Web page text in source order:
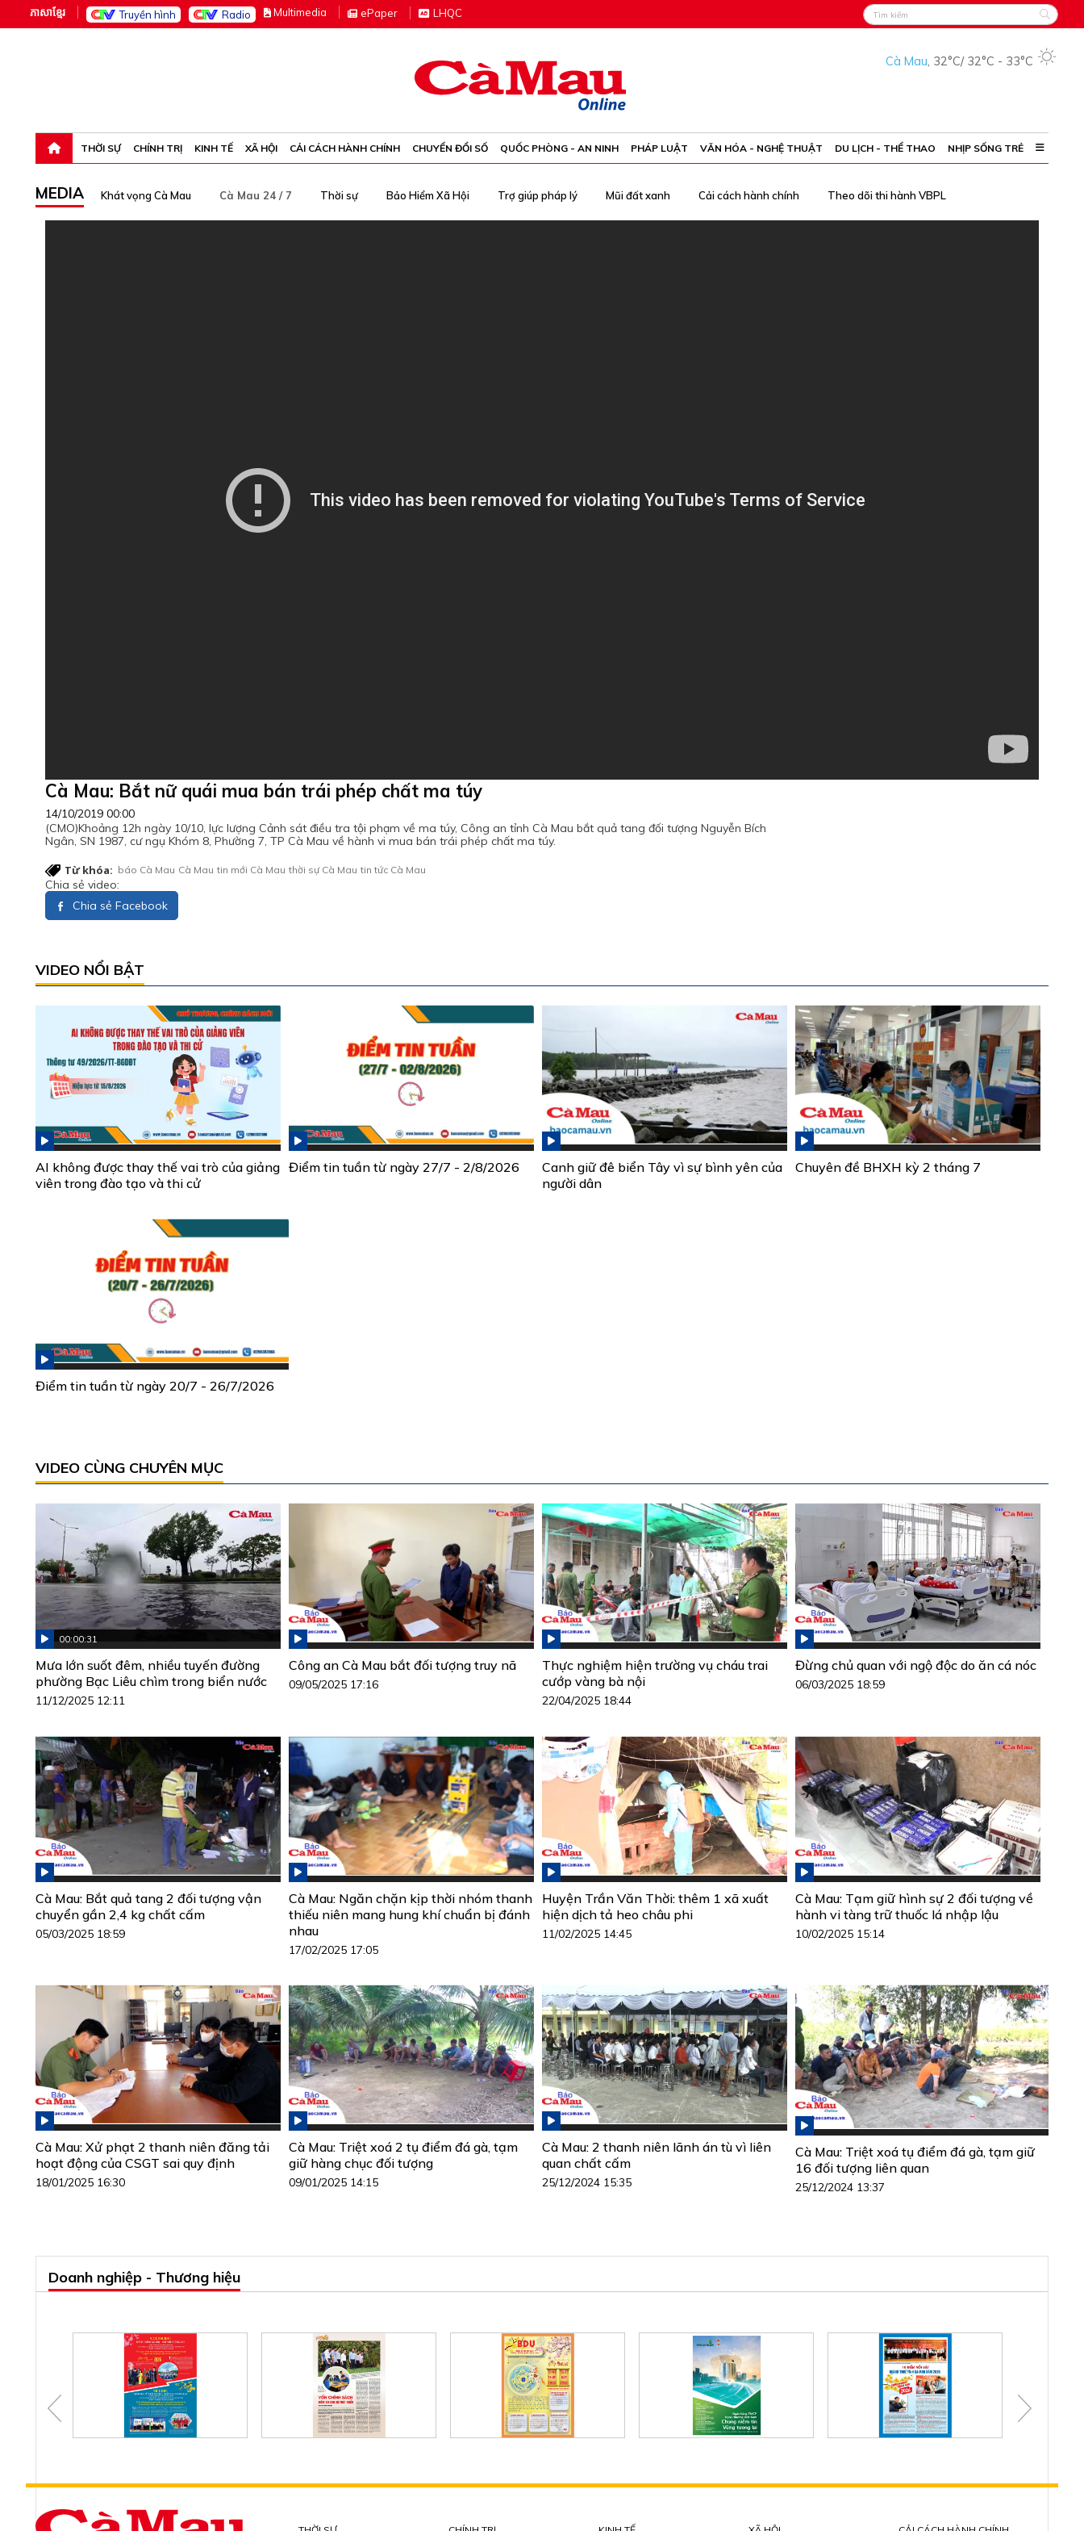
ភាសាខ្មែរ Truyền hình Radio Multimedia ePaper LHQC
Cà Mau, 32°C/ 32°C - 33°C
THỜI SỰ CHÍNH TRỊ KINH TẾ XÃ HỘI CẢI CÁCH HÀNH CHÍNH CHUYỂN ĐỔI SỐ QUỐC PHÒNG - AN NINH PHÁP LUẬT VĂN HÓA - NGHỆ THUẬT DU LỊCH - THỂ THAO NHỊP SỐNG TRẺ
MEDIA Khát vọng Cà Mau Cà Mau 24 / 7 Thời sự Bảo Hiểm Xã Hội Trợ giúp pháp lý Mũi đất xanh Cải cách hành chính Theo dõi thi hành VBPL
Cà Mau: Bắt nữ quái mua bán trái phép chất ma túy
14/10/2019 00:00
(CMO)Khoảng 12h ngày 10/10, lực lượng Cảnh sát điều tra tội phạm về ma túy, Công an tỉnh Cà Mau bắt quả tang đối tượng Nguyễn Bích
Ngân, SN 1987, cư ngụ Khóm 8, Phường 7, TP Cà Mau về hành vi mua bán trái phép chất ma túy.
Từ khóa: báo Cà Mau Cà Mau tin mới Cà Mau thời sự Cà Mau tin tức Cà Mau
Chia sẻ video:
Chia sẻ Facebook
VIDEO NỔI BẬT
AI không được thay thế vai trò của giảng
viên trong đào tạo và thi cử
Điểm tin tuần từ ngày 27/7 - 2/8/2026
Canh giữ đê biển Tây vì sự bình yên của
người dân
Chuyên đề BHXH kỳ 2 tháng 7
Điểm tin tuần từ ngày 20/7 - 26/7/2026
VIDEO CÙNG CHUYÊN MỤC
00:00:31
Mưa lớn suốt đêm, nhiều tuyến đường
phường Bạc Liêu chìm trong biển nước
11/12/2025 12:11
Công an Cà Mau bắt đối tượng truy nã
09/05/2025 17:16
Thực nghiệm hiện trường vụ cháu trai
cướp vàng bà nội
22/04/2025 18:44
Đừng chủ quan với ngộ độc do ăn cá nóc
06/03/2025 18:59
Cà Mau: Bắt quả tang 2 đối tượng vận
chuyển gần 2,4 kg chất cấm
05/03/2025 18:59
Cà Mau: Ngăn chặn kịp thời nhóm thanh
thiếu niên mang hung khí chuẩn bị đánh
nhau
17/02/2025 17:05
Huyện Trần Văn Thời: thêm 1 xã xuất
hiện dịch tả heo châu phi
11/02/2025 14:45
Cà Mau: Tạm giữ hình sự 2 đối tượng về
hành vi tàng trữ thuốc lá nhập lậu
10/02/2025 15:14
Cà Mau: Xử phạt 2 thanh niên đăng tải
hoạt động của CSGT sai quy định
18/01/2025 16:30
Cà Mau: Triệt xoá 2 tụ điểm đá gà, tạm
giữ hàng chục đối tượng
09/01/2025 14:15
Cà Mau: 2 thanh niên lãnh án tù vì liên
quan chất cấm
25/12/2024 15:35
Cà Mau: Triệt xoá tụ điểm đá gà, tạm giữ
16 đối tượng liên quan
25/12/2024 13:37
Doanh nghiệp - Thương hiệu